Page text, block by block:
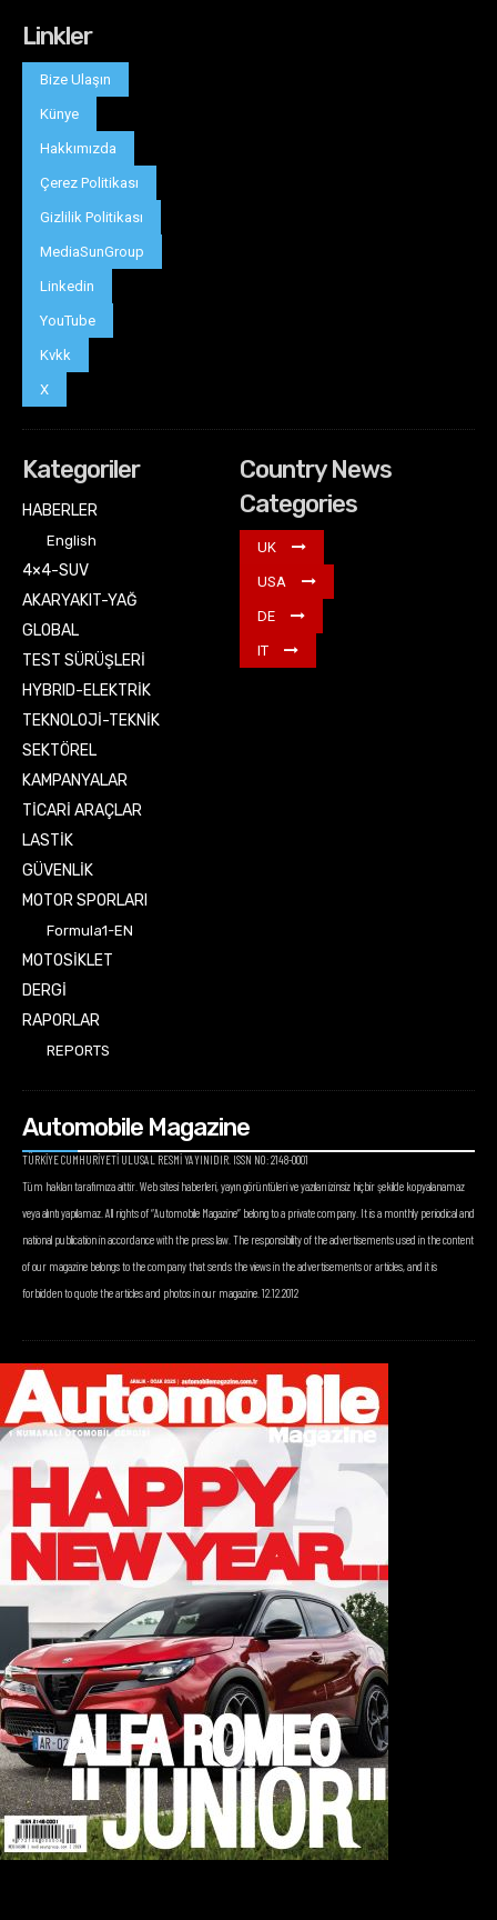
Linkler
Bize Ulaşın
Künye
Hakkımızda
Çerez Politikası
Gizlilik Politikası
MediaSunGroup
Linkedin
YouTube
Kvkk
X
Kategoriler
HABERLER
English
4×4-SUV
AKARYAKIT-YAĞ
GLOBAL
TEST SÜRÜŞLERİ
HYBRID-ELEKTRİK
TEKNOLOJİ-TEKNİK
SEKTÖREL
KAMPANYALAR
TİCARİ ARAÇLAR
LASTİK
GÜVENLİK
MOTOR SPORLARI
Formula1-EN
MOTOSİKLET
DERGİ
RAPORLAR
REPORTS
Country News
Categories
UK
USA
DE
IT
Automobile Magazine
TÜRKİYE CUMHURİYETİ ULUSAL RESMİ YAYINIDIR. ISSN NO: 2148-0001
Tüm hakları tarafımıza aittir. Web sitesi haberleri, yayın görüntüleri ve yazıları izinsiz hiçbir şekilde kopyalanamaz
veya alıntı yapılamaz. All rights of “Automobile Magazine” belong to a private company. It is a monthly periodical and
national publication in accordance with the press law. The responsibility of the advertisements used in the content
of our magazine belongs to the company that sends the views in the advertisements or articles, and it is
forbidden to quote the articles and photos in our magazine. 12.12.2012